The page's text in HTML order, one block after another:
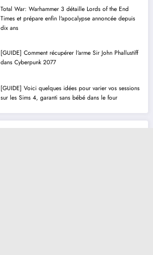
Total War: Warhammer 3 détaille Lords of the End
Times et prépare enfin l'apocalypse annoncée depuis
dix ans
[GUIDE] Comment récupérer l'arme Sir John Phallustiff
dans Cyberpunk 2077
[GUIDE] Voici quelques idées pour varier vos sessions
sur les Sims 4, garanti sans bébé dans le four